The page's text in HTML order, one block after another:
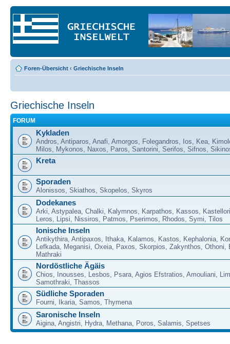
Foren-Übersicht ‹ Griechische Inseln
Griechische Inseln
FORUM
Kykladen
Andros, Antiparos, Anafi, Amorgos, Folegandros, Ios, Kea,
Milos, Mykonos, Naxos, Paros, Santorini, Serifos, Sifnos,
Kreta
Sporaden
Alonissos, Skiathos, Skopelos, Skyros
Dodekanes
Arki, Astypalea, Chalki, Kalymnos, Karpathos, Kassos,
Leros, Lipsi, Nissiros, Patmos, Pserimos, Rhodos, Symi, Tilos
Ionische Inseln
Antikythira, Antipaxos, Ithaka, Kalamos, Kastos, Kephalonia,
Lefkada, Meganisi, Oxeia, Paxos, Skorpios, Zakynthos, Othoni,
Mathraki
Nordöstliche Ägäis
Chios, Inousses, Lesbos, Psara, Agios Efstratios, Amouliani,
Samothraki, Thassos
Südliche Sporaden
Fourni, Ikaria, Samos, Thymena
Saronische Inseln
Aigina, Angistri, Hydra, Methana, Poros, Salamis, Spetses